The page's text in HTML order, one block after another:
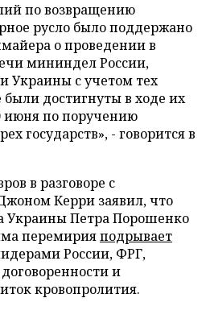
по возвращению
русло было поддержано
о проведении в
мининдел России,
Украины с учетом тех
достигнуты в ходе их
июня по поручению
государств», - говорится в
в разговоре с
Керри заявил, что
Украины Петра Порошенко
перемирияподрывает
России, ФРГ,
и
кровопролития.